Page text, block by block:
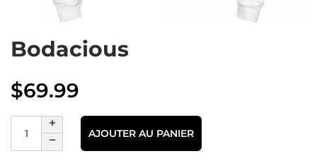
Bodacious
$69.99
AJOUTER AU PANIER